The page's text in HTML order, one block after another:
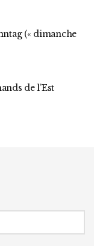
(« dimanche
de l’Est